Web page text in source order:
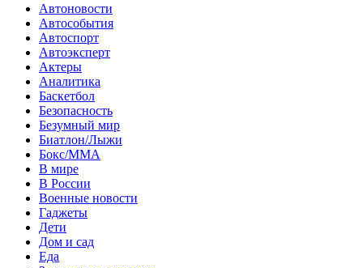
Автоновости
Автособытия
Автоспорт
Автоэксперт
Актеры
Аналитика
Баскетбол
Безопасность
Безумный мир
Биатлон/Лыжи
Бокс/MMA
В мире
В России
Военные новости
Гаджеты
Дети
Дом и сад
Еда